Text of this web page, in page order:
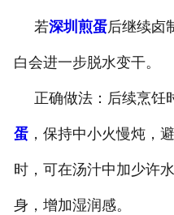
若深圳煎蛋后继续卤
白会进一步脱水变干。
正确做法：后续烹饪
蛋，保持中小火慢炖，
时，可在汤汁中加少许
身，增加湿润感。